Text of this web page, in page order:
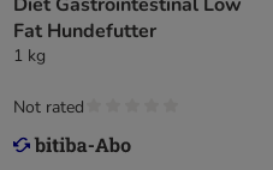
Fat Hundefutter
1 kg
Not rated